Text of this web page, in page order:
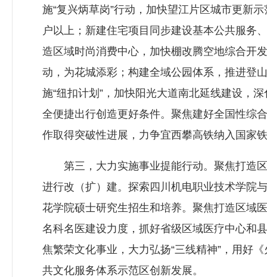
施“复兴炳草岗”行动，加快望江片区城市更新
户以上；新建住宅项目同步建设基本公共服务
造区域时尚消费中心，加快棚改腾空地综合开
动，为花城添彩；构建全域公园体系，推进登
施“纽扣计划”，加快阳光大道南北延线建设，
全便捷出行创造更好条件。聚焦建好全国性综
作取得突破性进展，力争宜西攀高铁纳入国家
第三，大力实施事业提能行动。聚焦打造区
进行改（扩）建。探索四川机电职业技术学院
花学院硕士研究生招生和培养。聚焦打造区域
名科名医建设力度，抓好省级区域医疗中心和
焦繁荣文化事业，大力弘扬“三线精神”，用好
共文化服务体系示范区创新发展。